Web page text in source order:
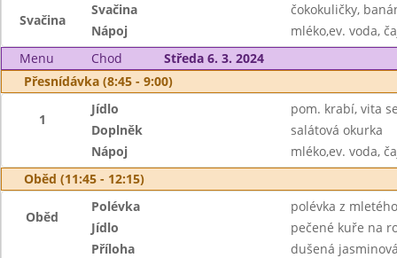
Svačina
Svačina
čokokuličky,
Nápoj
mléko,ev. voda,
Menu
Chod
Středa 6. 3. 2024
Přesnídávka (8:45 - 9:00)
1
Jídlo
pom. krabí, vita
Doplněk
salátová okurka
Nápoj
mléko,ev. voda,
Oběd (11:45 - 12:15)
Oběd
Polévka
polévka z
Jídlo
pečené kuře na
Příloha
dušená